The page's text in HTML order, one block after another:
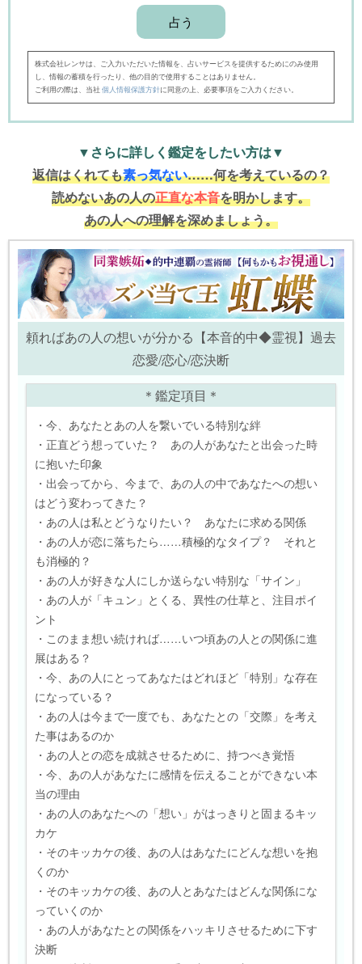
株式会社レンサは、ご入力いただいた情報を、占いサービスを提供するためにのみ使用
し、情報の蓄積を行ったり、他の目的で使用することはありません。
ご利用の際は、当社 個人情報保護方針に同意の上、必要事項をご入力ください。
▼さらに詳しく鑑定をしたい方は▼
返信はくれても素っ気ない……何を考えているの？
読めないあの人の正直な本音を明かします。
あの人への理解を深めましょう。
頼ればあの人の想いが分かる【本音的中◆霊視】過去
恋愛/恋心/恋決断
＊鑑定項目＊
・今、あなたとあの人を繋いでいる特別な絆
・正直どう想っていた？ あの人があなたと出会った時
に抱いた印象
・出会ってから、今まで、あの人の中であなたへの想い
はどう変わってきた？
・あの人は私とどうなりたい？ あなたに求める関係
・あの人が恋に落ちたら……積極的なタイプ？ それと
も消極的？
・あの人が好きな人にしか送らない特別な「サイン」
・あの人が「キュン」とくる、異性の仕草と、注目ポイ
ント
・このまま想い続ければ……いつ頃あの人との関係に進
展はある？
・今、あの人にとってあなたはどれほど「特別」な存在
になっている？
・あの人は今まで一度でも、あなたとの「交際」を考え
た事はあるのか
・あの人との恋を成就させるために、持つべき覚悟
・今、あの人があなたに感情を伝えることができない本
当の理由
・あの人のあなたへの「想い」がはっきりと固まるキッ
カケ
・そのキッカケの後、あの人はあなたにどんな想いを抱
くのか
・そのキッカケの後、あの人とあなたはどんな関係にな
っていくのか
・あの人があなたとの関係をハッキリさせるために下す
決断